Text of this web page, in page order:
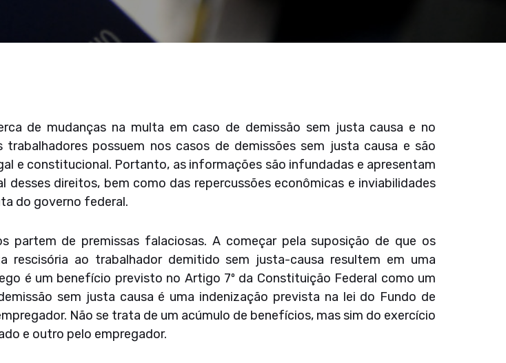
de mudanças na multa em caso de demissão sem justa causa e no
possuem nos casos de demissões sem justa causa e são
e constitucional. Portanto, as informações são infundadas e apresentam
direitos, bem como das repercussões econômicas e inviabilidades
do governo federal.
partem de premissas falaciosas. A começar pela suposição de que os
rescisória ao trabalhador demitido sem justa-causa resultem em uma
é um benefício previsto no Artigo 7º da Constituição Federal como um
sem justa causa é uma indenização prevista na lei do Fundo de
Não se trata de um acúmulo de benefícios, mas sim do exercício
e outro pelo empregador.